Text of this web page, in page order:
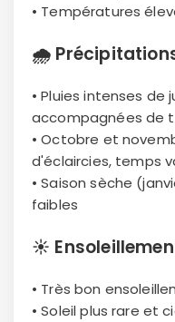
• Températures
🌧
• Pluies intenses
accompagnées de
• Octobre et
d'éclaircies, temps
• Saison sèche
faibles
☀️
• Très bon
• Soleil plus rare et